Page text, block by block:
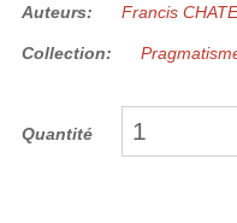
Auteurs: Francis
Collection:
Quantité